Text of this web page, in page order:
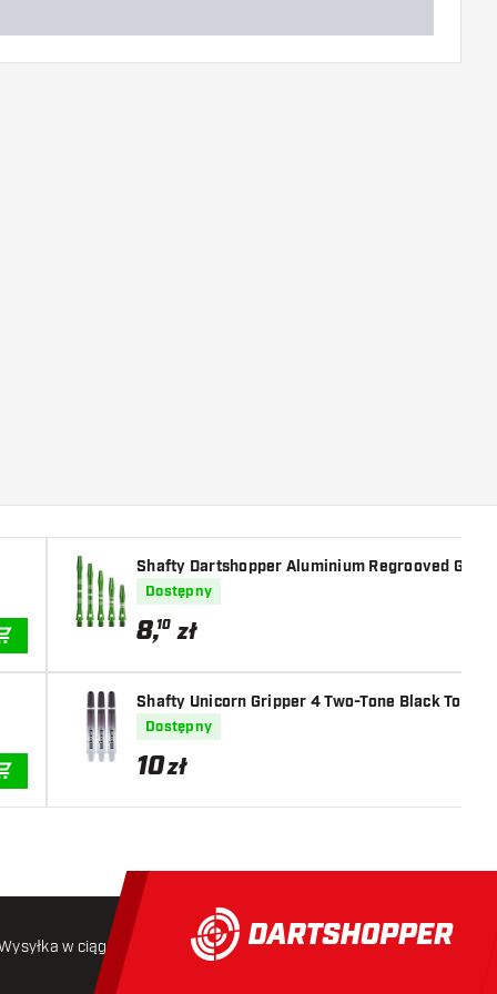
DODAJ DO KOSZYKA
Shafty Dartshopper Aluminium Regrooved
Dostępny
8,10 zł
Shafty Unicorn Gripper 4 Two-Tone Black Top
Dostępny
10zł
w ciągu 24 godzin Darmowa wysyłka od 250 złoty